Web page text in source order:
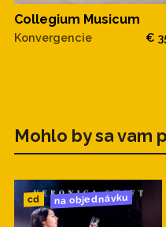
Collegium Musicum
Konvergencie €
Mohlo by sa vam
cd na objednávku